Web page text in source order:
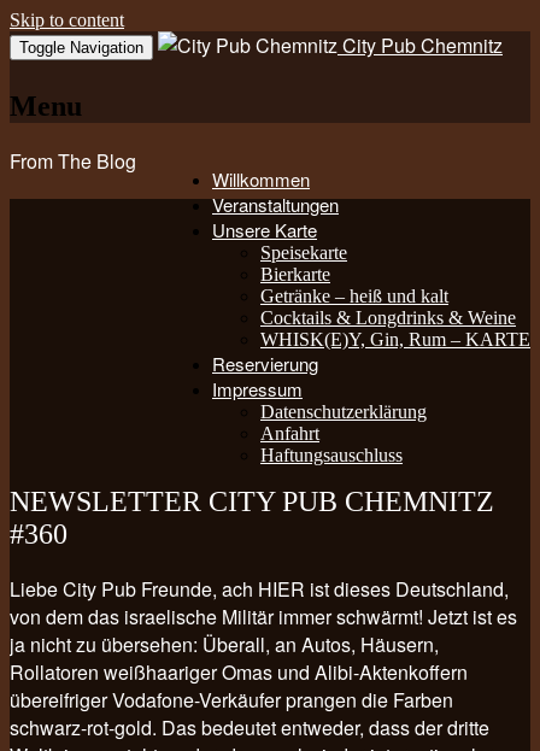
Skip to content
Toggle Navigation City Pub Chemnitz
Menu
Willkommen
Veranstaltungen
Unsere Karte
Speisekarte
Bierkarte
Getränke – heiß und kalt
Cocktails & Longdrinks & Weine
WHISK(E)Y, Gin, Rum – KARTE
Reservierung
Impressum
Datenschutzerklärung
Anfahrt
Haftungsauschluss
From The Blog
NEWSLETTER CITY PUB CHEMNITZ
#360
Liebe City Pub Freunde, ach HIER ist dieses Deutschland,
von dem das israelische Militär immer schwärmt! Jetzt ist es
ja nicht zu übersehen: Überall, an Autos, Häusern,
Rollatoren weißhaariger Omas und Alibi-Aktenkoffern
übereifriger Vodafone-Verkäufer prangen die Farben
schwarz-rot-gold. Das bedeutet entweder, dass der dritte